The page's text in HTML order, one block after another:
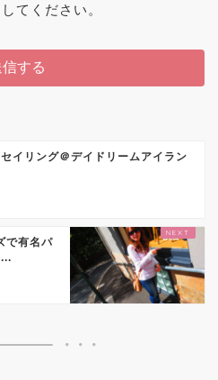
てください。
イリング＠デイドリームアイラン
で有名パ